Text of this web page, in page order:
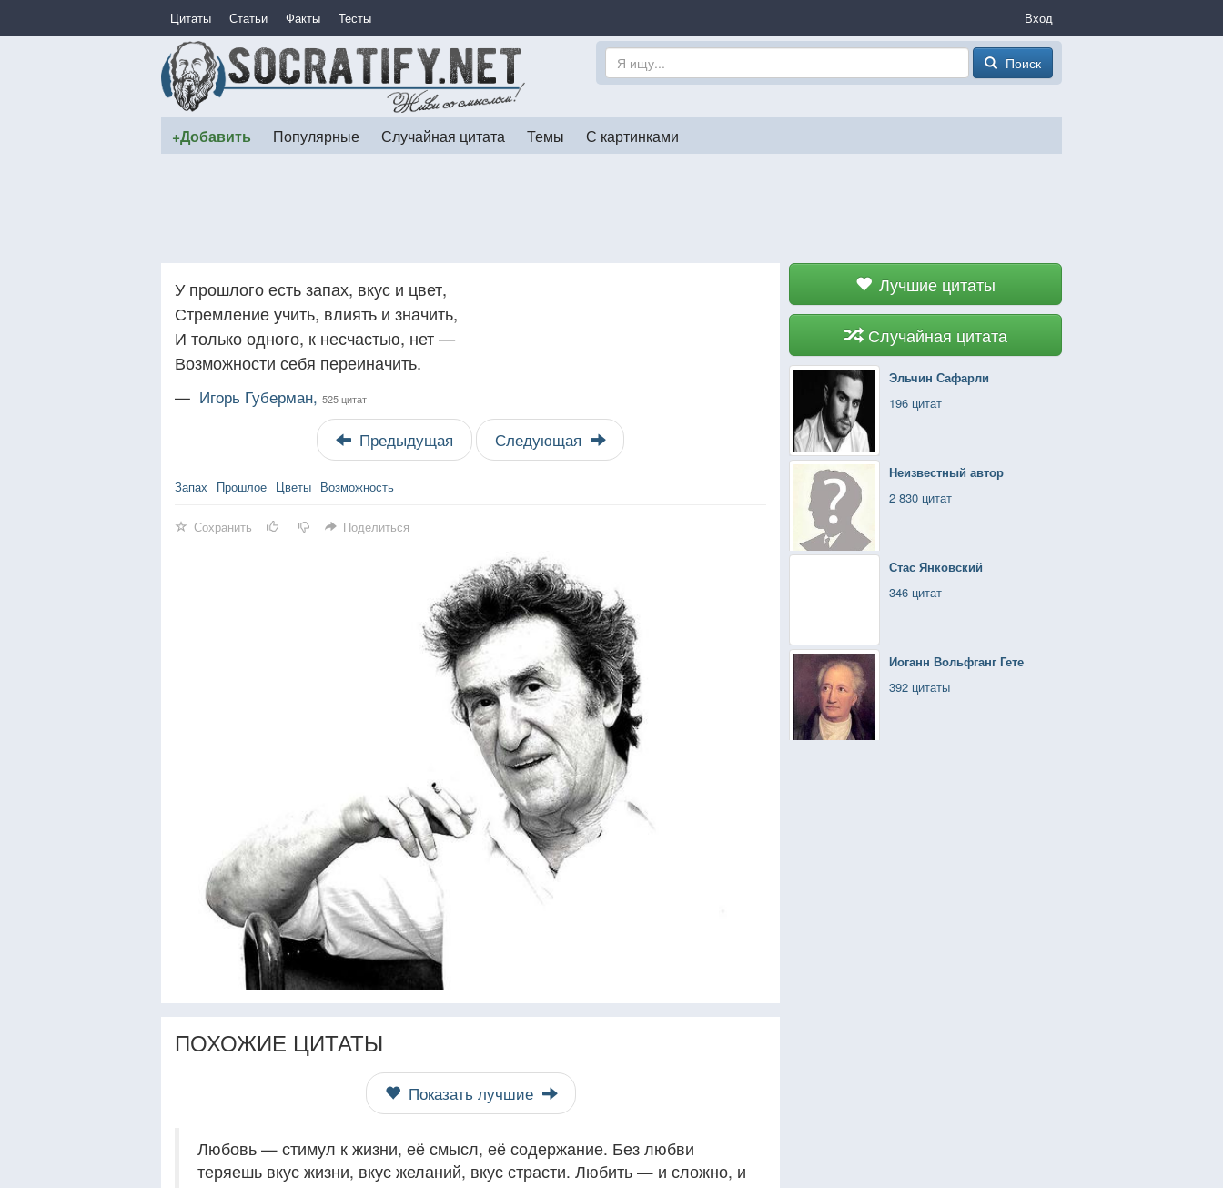
Цитаты Статьи Факты Тесты Вход
Поиск
+Добавить Популярные Случайная цитата Темы С картинками
Лучшие цитаты
Случайная цитата
Эльчин Сафарли
196 цитат
Неизвестный автор
2 830 цитат
Стас Янковский
346 цитат
Иоганн Вольфганг Гете
392 цитаты
У прошлого есть запах, вкус и цвет,
Стремление учить, влиять и значить,
И только одного, к несчастью, нет —
Возможности себя переиначить.
— Игорь Губерман, 525 цитат
Предыдущая Следующая
Запах Прошлое Цветы Возможность
Сохранить Поделиться
ПОХОЖИЕ ЦИТАТЫ
Показать лучшие
Любовь — стимул к жизни, её смысл, её содержание. Без любви
теряешь вкус жизни, вкус желаний, вкус страсти. Любить — и сложно, и